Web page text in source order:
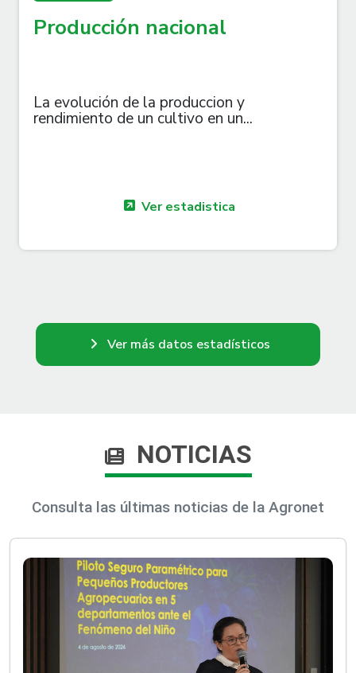
Producción nacional
La evolución de la produccion y
rendimiento de un cultivo en un...
Ver estadistica
Ver más datos estadísticos
NOTICIAS
Consulta las últimas noticias de la Agronet